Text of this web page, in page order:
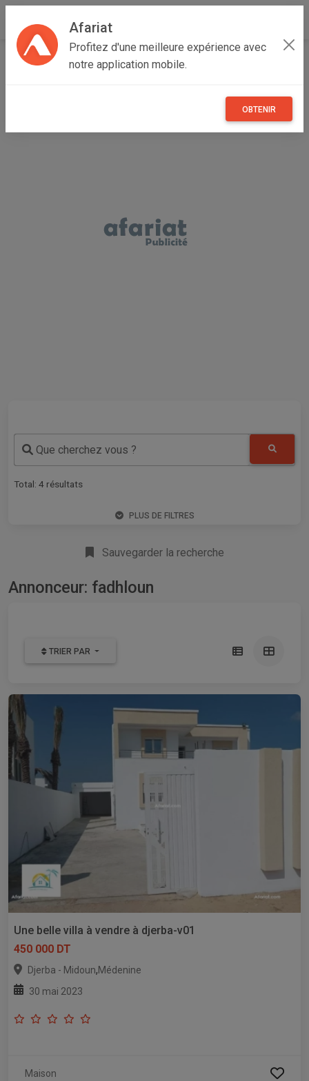
Afariat
Profitez d'une meilleure expérience avec
notre application mobile.
OBTENIR
Accueil Annonceur fadhloun
Que cherchez vous ?
Total: 4 résultats
PLUS DE FILTRES
Sauvegarder la recherche
Annonceur: fadhloun
TRIER PAR
Une belle villa à vendre à djerba-v01
450 000 DT
Djerba - Midoun,Médenine
30 mai 2023
Maison